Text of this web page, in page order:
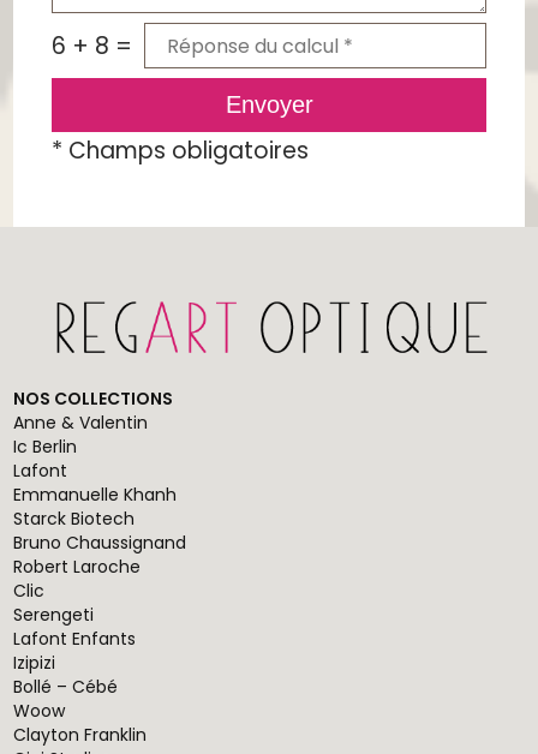
6 + 8 =
Envoyer
* Champs obligatoires
NOS COLLECTIONS
Anne & Valentin
Ic Berlin
Lafont
Emmanuelle Khanh
Starck Biotech
Bruno Chaussignand
Robert Laroche
Clic
Serengeti
Lafont Enfants
Izipizi
Bollé – Cébé
Woow
Clayton Franklin